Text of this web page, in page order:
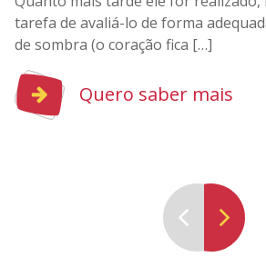
tarefa de avaliá-lo de forma
de sombra (o coração fica […]
Quero saber mais